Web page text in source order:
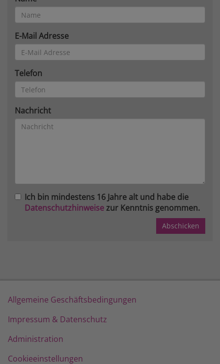
E-Mail Adresse
Telefon
Nachricht
Ich bin mindestens 16 Jahre alt und habe die
Datenschutzhinweisezur Kenntnis genommen.
Allgemeine Geschäftsbedingungen
Impressum & Datenschutz
Administration
Cookieeinstellungen